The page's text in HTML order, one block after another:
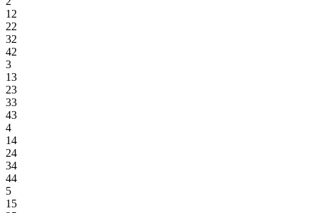
12
22
32
42
3
13
23
33
43
4
14
24
34
44
5
15